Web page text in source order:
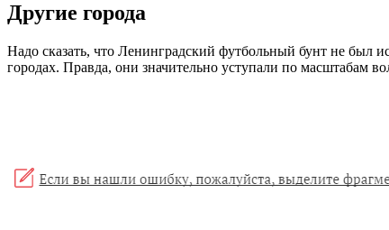
Другие города
Надо сказать, что Ленинградский футбольный бунт не был
городах. Правда, они значительно уступали по масштабам